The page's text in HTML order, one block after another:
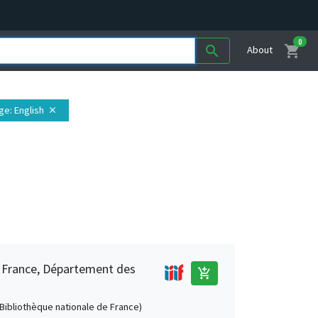
search About shopping_cart
0
: English close
Département des
add_shopping_cart
nationale de France)